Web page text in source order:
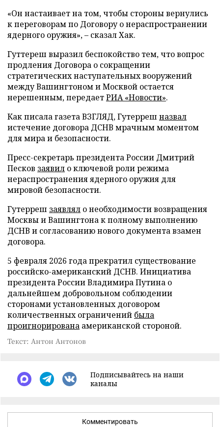
«Он настаивает на том, чтобы стороны вернулись
к переговорам по Договору о нераспространении
ядерного оружия», – сказал Хак.
Гуттереш выразил беспокойство тем, что вопрос
продления Договора о сокращении
стратегических наступательных вооружений
между Вашингтоном и Москвой остается
нерешенным, передаетРИА «Новости».
Как писала газета ВЗГЛЯД, Гутерреш назвал
истечение договора ДСНВ мрачным моментом
для мира и безопасности.
Пресс-секретарь президента России Дмитрий
Песков заявил о ключевой роли режима
нераспространения ядерного оружия для
мировой безопасности.
Гутерреш заявлял о необходимости возвращения
Москвы и Вашингтона к полному выполнению
ДСНВ и согласованию нового документа взамен
договора.
5 февраля 2026 года прекратил существование
российско-американский ДСНВ. Инициатива
президента России Владимира Путина о
дальнейшем добровольном соблюдении
сторонами установленных договором
количественных ограничений была
проигнорирована американской стороной.
Текст: Антон Антонов
Подписывайтесь на наши
каналы
Комментировать